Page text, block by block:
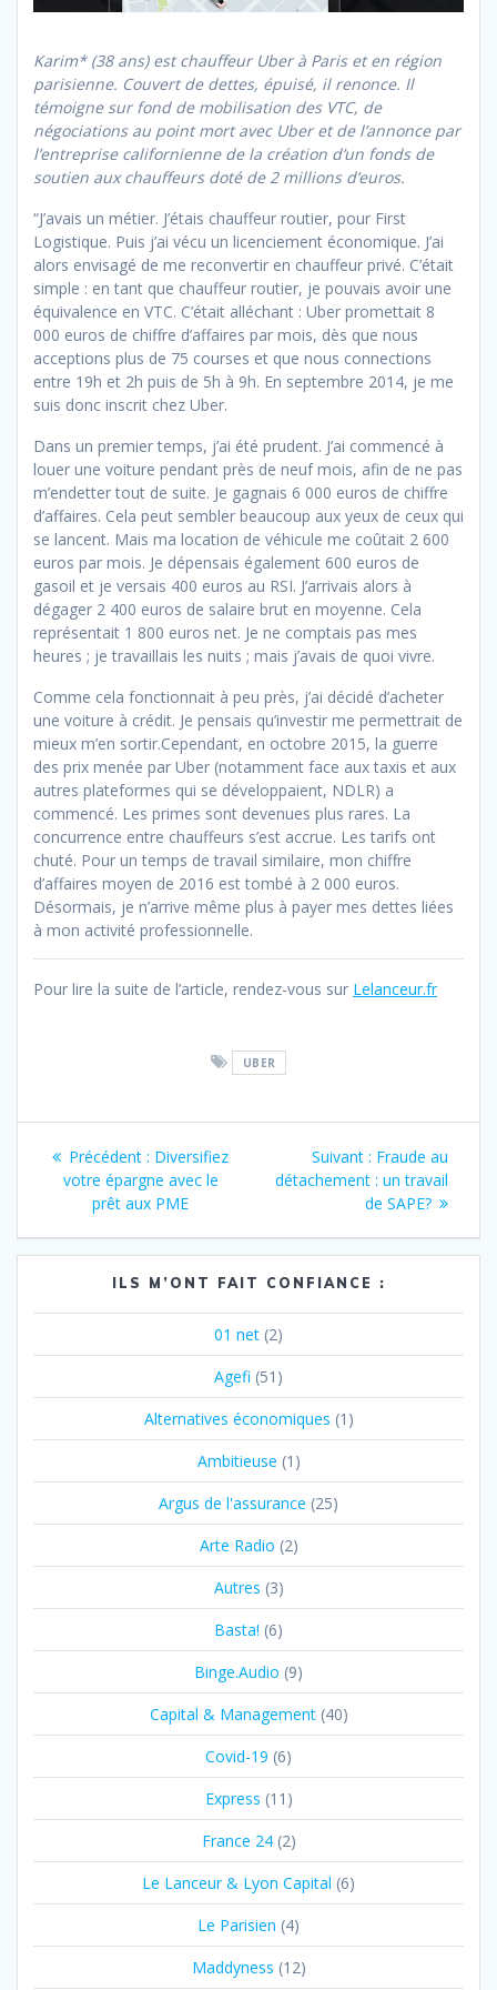
Karim* (38 ans) est chauffeur Uber à Paris et en région
parisienne. Couvert de dettes, épuisé, il renonce. Il
témoigne sur fond de mobilisation des VTC, de
négociations au point mort avec Uber et de l’annonce par
l’entreprise californienne de la création d’un fonds de
soutien aux chauffeurs doté de 2 millions d’euros.
“J’avais un métier. J’étais chauffeur routier, pour First
Logistique. Puis j’ai vécu un licenciement économique. J’ai
alors envisagé de me reconvertir en chauffeur privé. C’était
simple : en tant que chauffeur routier, je pouvais avoir une
équivalence en VTC. C’était alléchant : Uber promettait 8
000 euros de chiffre d’affaires par mois, dès que nous
acceptions plus de 75 courses et que nous connections
entre 19h et 2h puis de 5h à 9h. En septembre 2014, je me
suis donc inscrit chez Uber.
Dans un premier temps, j’ai été prudent. J’ai commencé à
louer une voiture pendant près de neuf mois, afin de ne pas
m’endetter tout de suite. Je gagnais 6 000 euros de chiffre
d’affaires. Cela peut sembler beaucoup aux yeux de ceux qui
se lancent. Mais ma location de véhicule me coûtait 2 600
euros par mois. Je dépensais également 600 euros de
gasoil et je versais 400 euros au RSI. J’arrivais alors à
dégager 2 400 euros de salaire brut en moyenne. Cela
représentait 1 800 euros net. Je ne comptais pas mes
heures ; je travaillais les nuits ; mais j’avais de quoi vivre.
Comme cela fonctionnait à peu près, j’ai décidé d’acheter
une voiture à crédit. Je pensais qu’investir me permettrait de
mieux m’en sortir.Cependant, en octobre 2015, la guerre
des prix menée par Uber (notamment face aux taxis et aux
autres plateformes qui se développaient, NDLR) a
commencé. Les primes sont devenues plus rares. La
concurrence entre chauffeurs s’est accrue. Les tarifs ont
chuté. Pour un temps de travail similaire, mon chiffre
d’affaires moyen de 2016 est tombé à 2 000 euros.
Désormais, je n’arrive même plus à payer mes dettes liées
à mon activité professionnelle.
Pour lire la suite de l’article, rendez-vous sur Lelanceur.fr
UBER
Navigation
l’article
Précédent : Article
précédent
Diversifiez
votre épargne avec le
prêt aux PME
Suivant : Article
suivant
:
Fraude au
détachement : un travail
de SAPE?
ILS M’ONT FAIT CONFIANCE :
01 net (2)
Agefi (51)
Alternatives économiques (1)
Ambitieuse (1)
Argus de l'assurance (25)
Arte Radio (2)
Autres (3)
Basta! (6)
Binge.Audio (9)
Capital & Management(40)
Covid-19 (6)
Express (11)
France 24(2)
Le Lanceur & Lyon Capital (6)
Le Parisien (4)
Maddyness (12)